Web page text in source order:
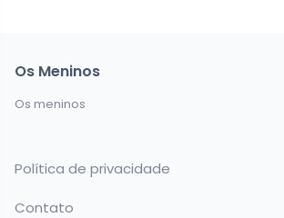
Os Meninos
Os meninos
Política de privacidade
Contato